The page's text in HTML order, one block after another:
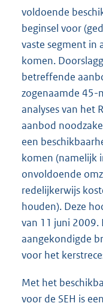
voldoende
beginsel voor
vaste segment in
komen.
betreffende
zogenaamde 45-
analyses van het
aanbod
een
komen (namelijk
onvoldoende
redelijkerwijs
houden). Deze
van 11 juni 2009.
aangekondigde
voor het
Met het
voor de SEH is